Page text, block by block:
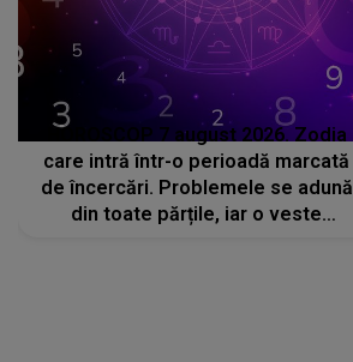
HOROSCOP 7 august 2026. Zodia
care intră într-o perioadă marcată
de încercări. Problemele se adună
din toate părțile, iar o veste